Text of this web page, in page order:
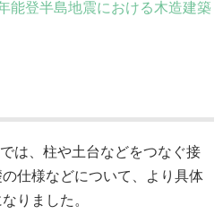
能登半島地震における木造建築
は、柱や土台などをつなぐ接
仕様などについて、より具体
りました。